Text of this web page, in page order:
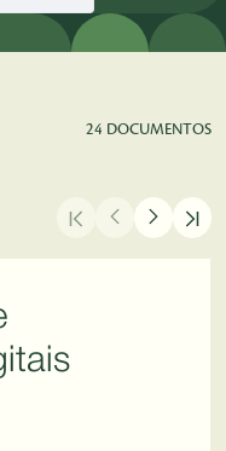
24 DOCUMENTOS